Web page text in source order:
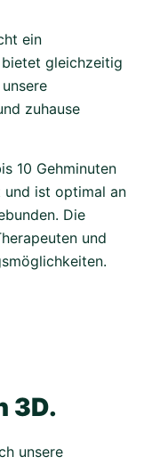
ein
bietet gleichzeitig
zuhause
10 Gehminuten
und ist optimal an
Die
und
3D.
unsere